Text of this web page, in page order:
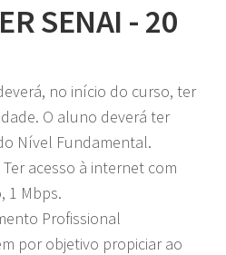
SENAI - 20
no início do curso, ter
O aluno deverá ter
Nível Fundamental.
Ter acesso à internet com
1 Mbps.
Profissional
por objetivo propiciar ao